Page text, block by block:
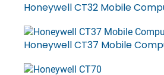
Honeywell CT32 Mobile
Honeywell CT37 Mobile